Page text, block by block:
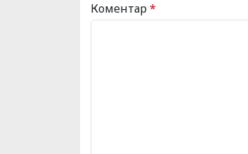
Коментар*